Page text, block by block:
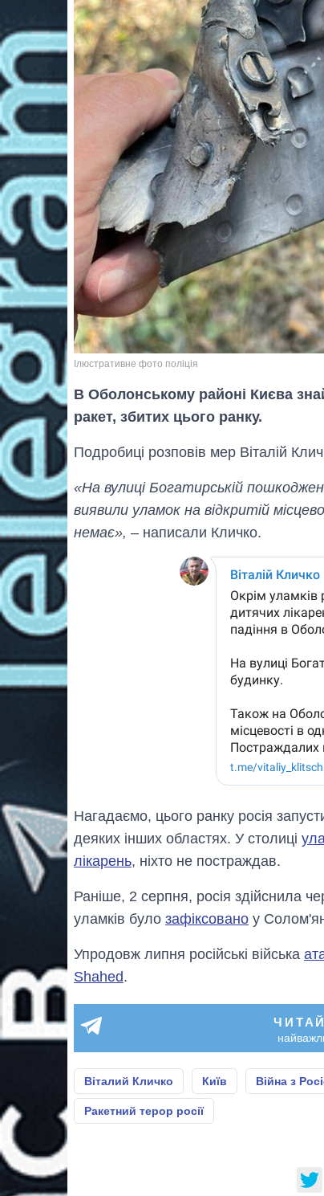
Ілюстративне фото поліція
В Оболонському районі Києва
ракет, збитих цього ранку.
Подробиці розповів мер Віталій
«На вулиці Богатирській
виявили уламок на відкритій
немає», – написали Кличко.
Нагадаємо, цього ранку росія
деяких інших областях. У столиці
лікарень, ніхто не постраждав.
Раніше, 2 серпня, росія здійснила
уламків було зафіксовано у
Упродовж липня російські війська
Shahed.
Віталий Кличко Київ Війна з
Ракетний терор росії